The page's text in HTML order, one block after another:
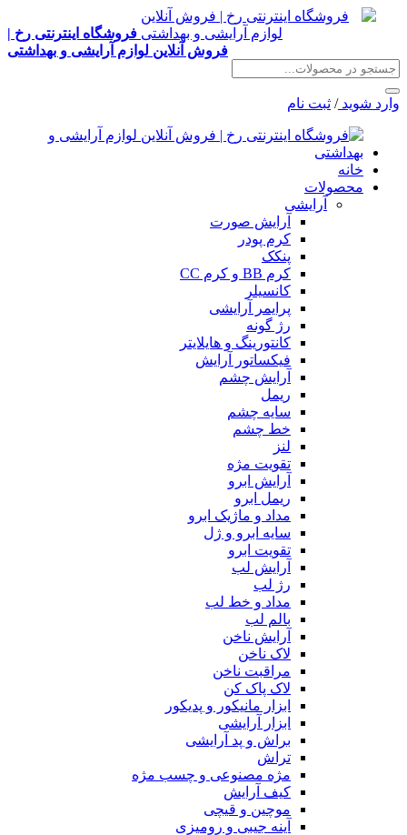
فروشگاه اینترنتی رخ |
فروش آنلاین لوازم آرایشی و بهداشتی
وارد شوید / ثبت نام
خانه
محصولات
آرایشی
آرایش صورت
کرم پودر
پنکک
کرم BB و کرم CC
کانسیلر
پرایمر آرایشی
رژ گونه
کانتورینگ و هایلایتر
فیکساتور آرایش
آرایش چشم
ریمل
سایه چشم
خط چشم
لنز
تقویت مژه
آرایش ابرو
ریمل ابرو
مداد و ماژیک ابرو
سایه ابرو و ژل
تقویت ابرو
آرایش لب
رژ لب
مداد و خط لب
بالم لب
آرایش ناخن
لاک ناخن
مراقبت ناخن
لاک پاک کن
ابزار مانیکور و پدیکور
ابزار آرایشی
براش و پد آرایشی
تراش
مژه مصنوعی و چسب مژه
کیف آرایش
موچین و قیچی
آینه جیبی و رومیزی